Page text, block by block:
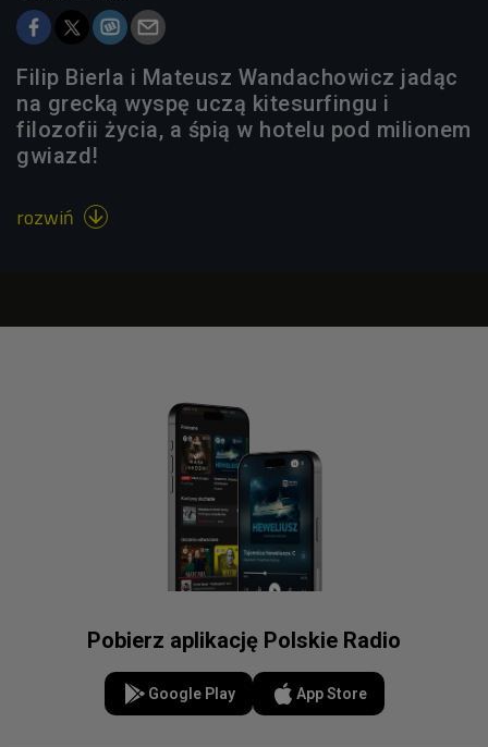
Filip Bierla i Mateusz Wandachowicz jadąc
na grecką wyspę uczą kitesurfingu i
filozofii życia, a śpią w hotelu pod milionem
gwiazd!
rozwiń 
Pobierz aplikację Polskie Radio
Google Play App Store